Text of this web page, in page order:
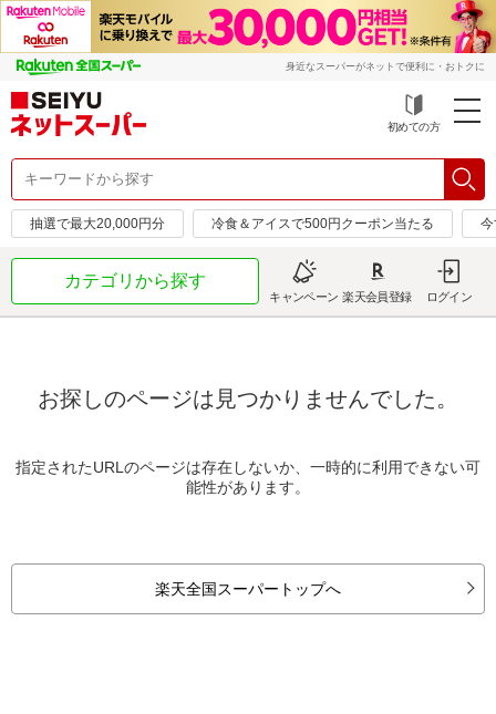
身近なスーパーがネットで便利に・おトクに
初めての方
抽選で最大20,000円分 冷食＆アイスで500円クーポン当たる
カテゴリから探す
キャンペーン 楽天会員登録 ログイン
お探しのページは見つかりませんでした。
指定されたURLのページは存在しないか、一時的に利用できない可
能性があります。
楽天全国スーパートップへ